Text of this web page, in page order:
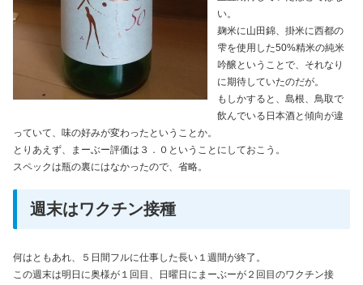
い。
麹米に山田錦、掛米に西都の
雫を使用した50%精米の純米
吟醸ということで、それなり
に期待していたのだが。
もしかすると、島根、鳥取で
飲んでいる日本酒と傾向が違
っていて、味の好みが変わったということか。
とりあえず、まーぶー評価は３．０ということにしておこう。
スペックは瓶の裏にはなかったので、省略。
週末はワクチン接種
何はともあれ、５日間フルに仕事した長い１週間が終了。
この週末は明日に奥様が１回目、日曜日にまーぶーが２回目のワクチン接